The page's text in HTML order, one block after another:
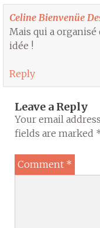
Celine Bienvenüe
Mais qui a organisé
idée !
Reply
Leave a Reply
Your email
fields are marked
Comment *